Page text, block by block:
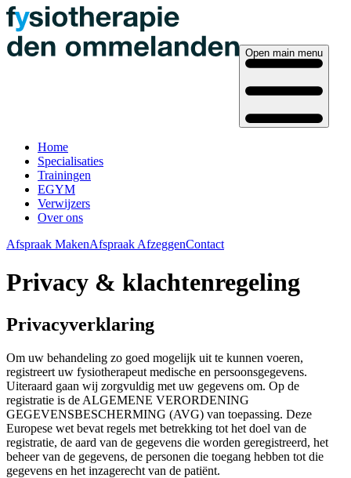
Open main menu
Home
Specialisaties
Trainingen
EGYM
Verwijzers
Over ons
Afspraak MakenAfspraak AfzeggenContact
Privacy & klachtenregeling
Privacyverklaring
Om uw behandeling zo goed mogelijk uit te kunnen voeren,
registreert uw fysiotherapeut medische en persoonsgegevens.
Uiteraard gaan wij zorgvuldig met uw gegevens om. Op de
registratie is de ALGEMENE VERORDENING
GEGEVENSBESCHERMING (AVG) van toepassing. Deze
Europese wet bevat regels met betrekking tot het doel van de
registratie, de aard van de gegevens die worden geregistreerd, het
beheer van de gegevens, de personen die toegang hebben tot die
gegevens en het inzagerecht van de patiënt.